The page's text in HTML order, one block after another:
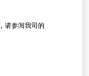
请参阅我司的